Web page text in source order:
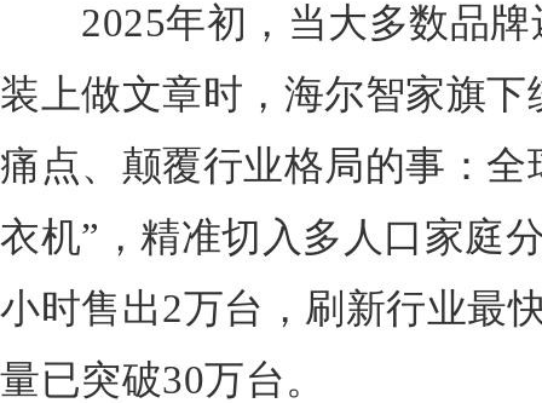
2025年初，当大多数品牌
装上做文章时，海尔智家旗
痛点、颠覆行业格局的事：
衣机”，精准切入多人口家庭
小时售出2万台，刷新行业最
量已突破30万台。